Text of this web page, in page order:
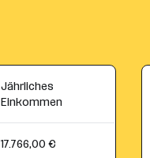
Jährliches
Einkommen
17.766,00 €